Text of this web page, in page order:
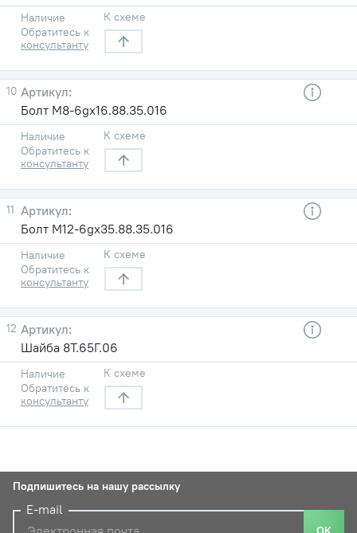
Наличие
Обратитесь к
консультанту
К схеме
10
Болт М8-6gх16.88.35.016
Наличие
Обратитесь к
консультанту
К схеме
11
Болт М12-6gх35.88.35.016
Наличие
Обратитесь к
консультанту
К схеме
12
Шайба 8Т.65Г.06
Наличие
Обратитесь к
консультанту
К схеме
Подпишитесь на нашу рассылку
E-mail